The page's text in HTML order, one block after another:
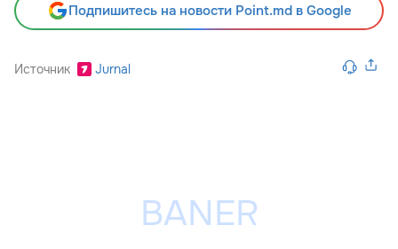
Подпишитесь на новости Point.md в Google
Источник Jurnal